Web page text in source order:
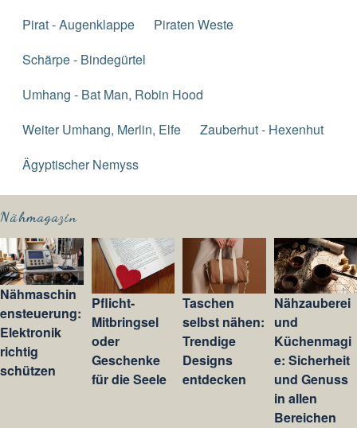
Pirat - Augenklappe
Piraten Weste
Schärpe - Bindegürtel
Umhang - Bat Man, Robin Hood
Weiter Umhang, Merlin, Elfe
Zauberhut - Hexenhut
Ägyptischer Nemyss
Nähmagazin
Nähmaschin
ensteuerung:
Elektronik
richtig
schützen
Pflicht-
Mitbringsel
oder
Geschenke
für die Seele
Taschen
selbst nähen:
Trendige
Designs
entdecken
Nähzauberei
und
Küchenmagi
e: Sicherheit
und Genuss
in allen
Bereichen